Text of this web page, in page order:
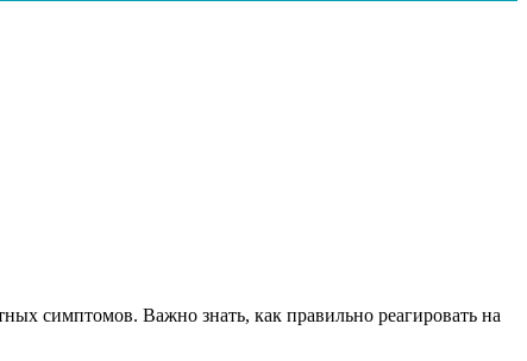
симптомов. Важно знать, как правильно реагировать на